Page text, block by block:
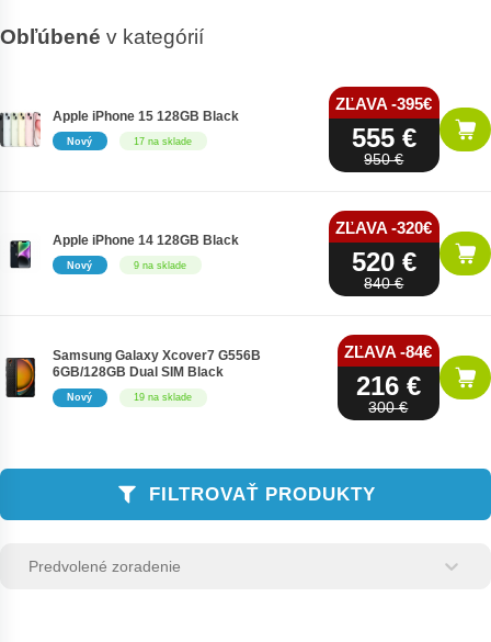
Obľúbené v kategórií
Nový 17 na sklade
Apple iPhone 15 128GB Black
ZĽAVA -395€
555 €
950 €
Nový 9 na sklade
Apple iPhone 14 128GB Black
ZĽAVA -320€
520 €
840 €
Nový 19 na sklade
Samsung Galaxy Xcover7 G556B
6GB/128GB Dual SIM Black
ZĽAVA -84€
216 €
300 €
FILTROVAŤ PRODUKTY
Zoradenie produktov
Sort content